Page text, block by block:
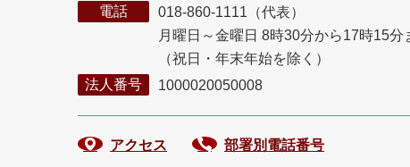
電話
018-860-1111（代表）
月曜日～金曜日 8時30分から17時15分
（祝日・年末年始を除く）
法人番号
1000020050008
アクセス 部署別電話番号